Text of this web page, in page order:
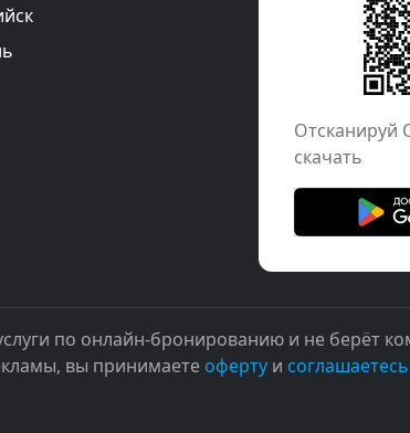
Отcканируй
скачать
по онлайн-бронированию и не берёт
вы принимаете оферту и соглашаетесь